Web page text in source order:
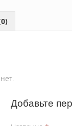
Добавьте